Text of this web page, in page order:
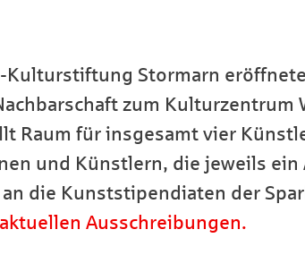
Kulturstiftung Stormarn
zum Kulturzentrum
Raum für insgesamt vier
und Künstlern, die jeweils
die Kunststipendiaten der
Ausschreibungen.